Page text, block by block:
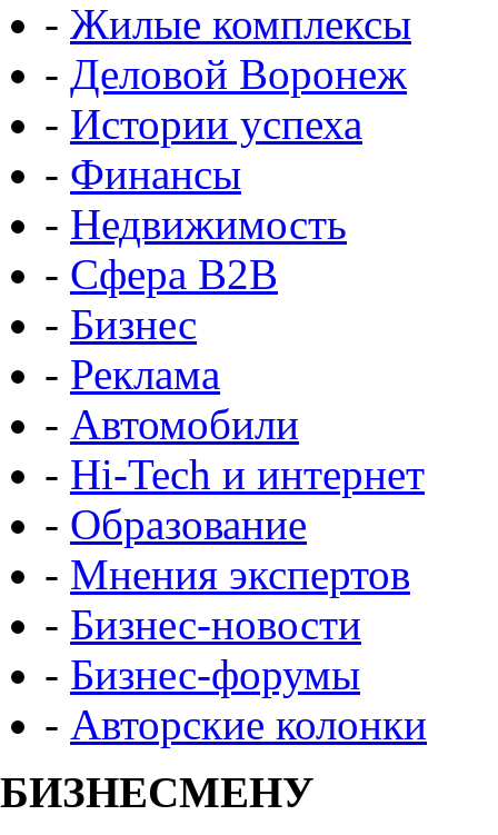
- Жилые комплексы
- Деловой Воронеж
- Истории успеха
- Финансы
- Недвижимость
- Сфера B2B
- Бизнес
- Реклама
- Автомобили
- Hi-Tech и интернет
- Образование
- Мнения экспертов
- Бизнес-новости
- Бизнес-форумы
- Авторские колонки
БИЗНЕСМЕНУ